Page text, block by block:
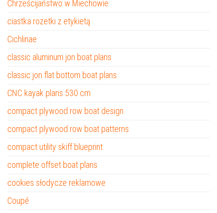
Chrześcijaństwo w Miechowie
ciastka rozetki z etykietą
Cichlinae
classic aluminum jon boat plans
classic jon flat bottom boat plans
CNC kayak plans 530 cm
compact plywood row boat design
compact plywood row boat patterns
compact utility skiff blueprint
complete offset boat plans
cookies słodycze reklamowe
Coupé